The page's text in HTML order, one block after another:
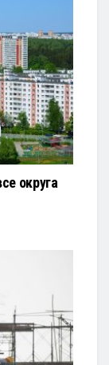
округа